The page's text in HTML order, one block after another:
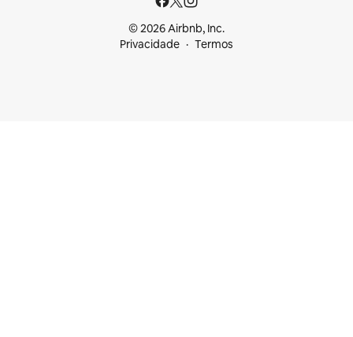
© 2026 Airbnb, Inc.
Privacidade
Termos